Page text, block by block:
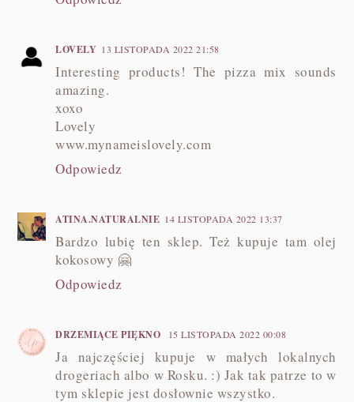
LOVELY 13 LISTOPADA 2022 21:58
Interesting products! The pizza mix sounds
amazing.
xoxo
Lovely
www.mynameislovely.com
Odpowiedz
ATINA.NATURALNIE 14 LISTOPADA 2022 13:37
Bardzo lubię ten sklep. Też kupuje tam olej
kokosowy 🤗
Odpowiedz
DRZEMIĄCE PIĘKNO 15 LISTOPADA 2022 00:08
Ja najczęściej kupuje w małych lokalnych
drogeriach albo w Rosku. :) Jak tak patrze to w
tym sklepie jest dosłownie wszystko.